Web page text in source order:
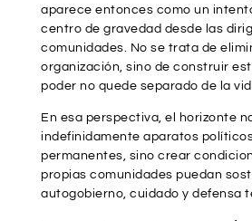
aparece entonces como un
centro de gravedad desde las
comunidades. No se trata de
organización, sino de construir
poder no quede separado de la
En esa perspectiva, el horizonte
indefinidamente aparatos
permanentes, sino crear
propias comunidades puedan
autogobierno, cuidado y defensa